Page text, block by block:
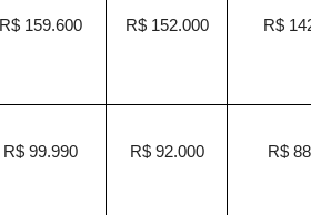
R$ 159.600 R$ 152.000 R$
R$ 99.990 R$ 92.000 R$